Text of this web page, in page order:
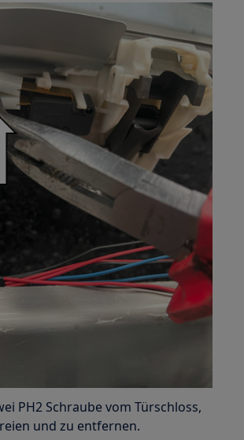
PH2 Schraube vom Türschloss,
und zu entfernen.